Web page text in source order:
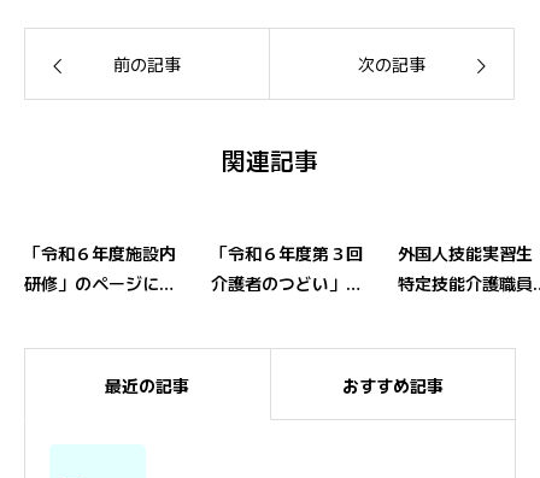
前の記事 次の記事
関連記事
「令和６年度施設内
研修」のページに認
追加しました。
「令和６年度第３回
介護者のつどい」を
外国人技能実習生
特定技能介護職員
最近の記事 おすすめ記事